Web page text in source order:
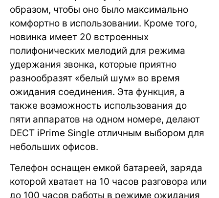
образом, чтобы оно было максимально
комфортно в использовании. Кроме того,
новинка имеет 20 встроенных
полифонических мелодий для режима
удержания звонка, которые приятно
разнообразят «белый шум» во время
ожидания соединения. Эта функция, а
также возможность использования до
пяти аппаратов на одном номере, делают
DECT iPrime Single отличным выбором для
небольших офисов.
Телефон оснащен емкой батареей, заряда
которой хватает на 10 часов разговора или
до 100 часов работы в режиме ожидания